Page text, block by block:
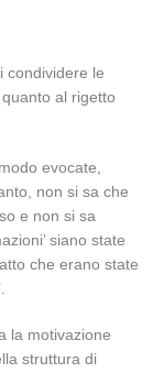
condividere le
al rigetto
evocate,
non si sa che
e non si sa
siano state
che erano state
la motivazione
struttura di